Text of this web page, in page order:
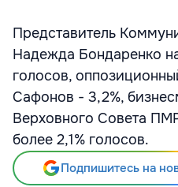
Представитель
Надежда Бондаренко
голосов,
Сафонов - 3,2%,
Верховного Совета
более 2,1% голосов.
Подпишитесь на